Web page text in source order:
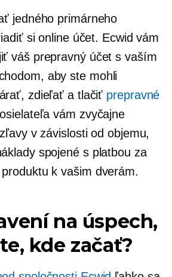
jedného primárneho
si online účet. Ecwid vám
váš prepravný účet s vaším
aby ste mohli
zdieľať a tlačiť prepravné
vám zvyčajne
v závislosti od objemu,
spojené s platbou za
k vašim dverám.
na úspech,
kde začať?